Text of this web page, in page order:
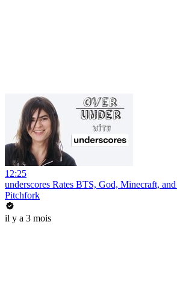
12:25
underscores Rates BTS, God, Minecraft,
Pitchfork
il y a 3 mois